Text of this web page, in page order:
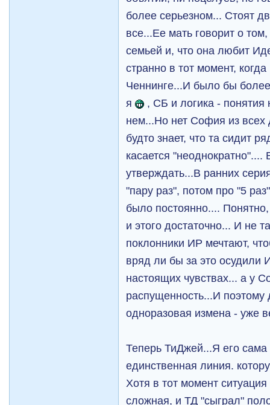
более серьезном... Стоят
все...Ее мать говорит о
семьей и, что она любит
странно в тот момент,
Ченнинге...И было бы
я
, СБ и логика - понятия
нем...Но нет София из всех
будто знает, что та сидит
касается "неоднократно"....
утверждать...В ранних
"пару раз", потом про "5
было постоянно....
и этого достаточно... И не
поклонники ИР мечтают,
вряд ли бы за это осудили
настоящих чувствах... а у
распущенность...И поэтому
одноразовая измена - уже
Теперь ТиДжей...Я его сама
единственная линия.
Хотя в тот момент
сложная, и ТД "сыграл"